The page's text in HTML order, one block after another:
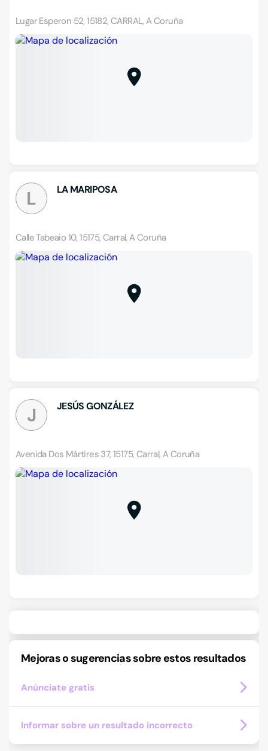
Lugar Esperon 52, 15182, CARRAL, A Coruña
L LA MARIPOSA
Calle Tabeaio 10, 15175, Carral, A Coruña
J JESÚS GONZÁLEZ
Avenida Dos Mártires 37, 15175, Carral, A Coruña
Mejoras o sugerencias sobre estos resultados
Anúnciate gratis
Informar sobre un resultado incorrecto